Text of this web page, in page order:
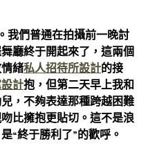
我們普通在拍攝前一晚討
廳終于開起來了，這兩個
緒私人招待所設計的接
計抱，但第二天早上我和
，不夠表達那種跨越困難
比擁抱更貼切。這不是浪
“終于勝利了”的歡呼。